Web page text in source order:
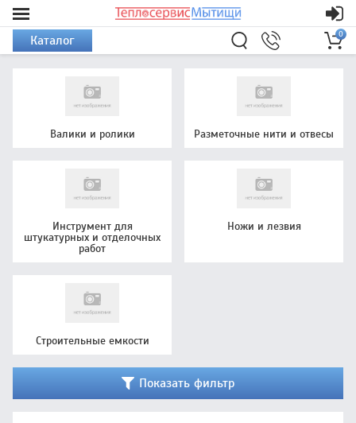
Каталог 0
Валики и ролики Разметочные нити и отвесы
Инструмент для
штукатурных и отделочных
работ
Ножи и лезвия
Строительные емкости
Показать фильтр